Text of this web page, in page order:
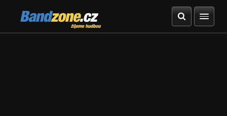
Bandzone.cz
žijeme hudbou